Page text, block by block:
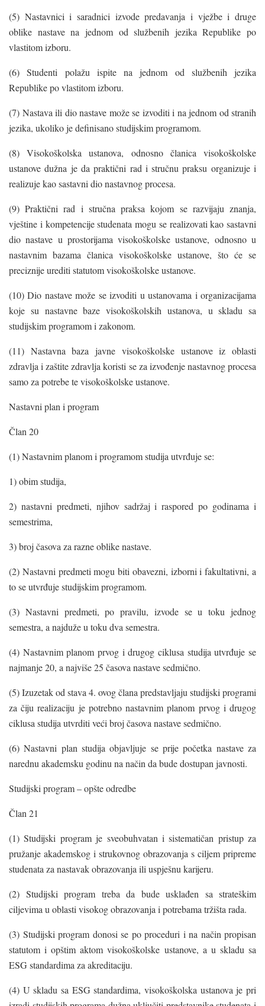
(5) Nastavnici i saradnici izvode predavanja i vježbe i druge
oblike nastave na jednom od službenih jezika Republike po
vlastitom izboru.
(6) Studenti polažu ispite na jednom od službenih jezika
Republike po vlastitom izboru.
(7) Nastava ili dio nastave može se izvoditi i na jednom od stranih
jezika, ukoliko je definisano studijskim programom.
(8) Visokoškolska ustanova, odnosno članica visokoškolske
ustanove dužna je da praktični rad i stručnu praksu organizuje i
realizuje kao sastavni dio nastavnog procesa.
(9) Praktični rad i stručna praksa kojom se razvijaju znanja,
vještine i kompetencije studenata mogu se realizovati kao sastavni
dio nastave u prostorijama visokoškolske ustanove, odnosno u
nastavnim bazama članica visokoškolske ustanove, što će se
preciznije urediti statutom visokoškolske ustanove.
(10) Dio nastave može se izvoditi u ustanovama i organizacijama
koje su nastavne baze visokoškolskih ustanova, u skladu sa
studijskim programom i zakonom.
(11) Nastavna baza javne visokoškolske ustanove iz oblasti
zdravlja i zaštite zdravlja koristi se za izvođenje nastavnog procesa
samo za potrebe te visokoškolske ustanove.
Nastavni plan i program
Član 20
(1) Nastavnim planom i programom studija utvrđuje se:
1) obim studija,
2) nastavni predmeti, njihov sadržaj i raspored po godinama i
semestrima,
3) broj časova za razne oblike nastave.
(2) Nastavni predmeti mogu biti obavezni, izborni i fakultativni, a
to se utvrđuje studijskim programom.
(3) Nastavni predmeti, po pravilu, izvode se u toku jednog
semestra, a najduže u toku dva semestra.
(4) Nastavnim planom prvog i drugog ciklusa studija utvrđuje se
najmanje 20, a najviše 25 časova nastave sedmično.
(5) Izuzetak od stava 4. ovog člana predstavljaju studijski programi
za čiju realizaciju je potrebno nastavnim planom prvog i drugog
ciklusa studija utvrditi veći broj časova nastave sedmično.
(6) Nastavni plan studija objavljuje se prije početka nastave za
narednu akademsku godinu na način da bude dostupan javnosti.
Studijski program – opšte odredbe
Član 21
(1) Studijski program je sveobuhvatan i sistematičan pristup za
pružanje akademskog i strukovnog obrazovanja s ciljem pripreme
studenata za nastavak obrazovanja ili uspješnu karijeru.
(2) Studijski program treba da bude usklađen sa strateškim
ciljevima u oblasti visokog obrazovanja i potrebama tržišta rada.
(3) Studijski program donosi se po proceduri i na način propisan
statutom i opštim aktom visokoškolske ustanove, a u skladu sa
ESG standardima za akreditaciju.
(4) U skladu sa ESG standardima, visokoškolska ustanova je pri